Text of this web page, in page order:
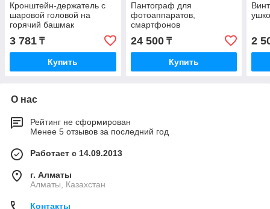
Кронштейн-держатель с
шаровой головой на
горячий башмак
3 781 ₸
Купить
Пантограф для
фотоаппаратов,
смартфонов
24 500₸
Купить
2
О нас
Рейтинг не сформирован
Менее 5 отзывов за последний год
Работает с 14.09.2013
г. Алматы
Алматы, Казахстан
Контакты